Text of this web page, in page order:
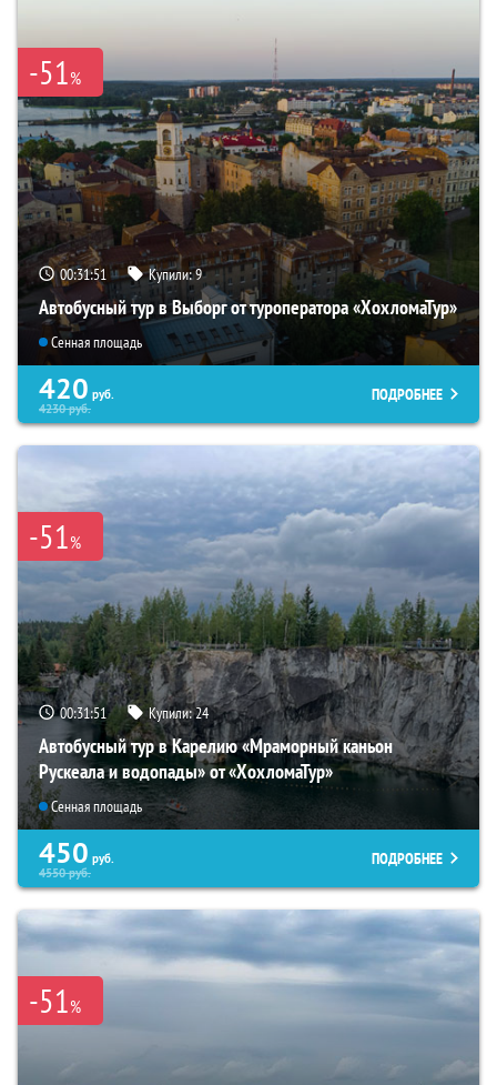
-51%
00:31:49 Купили:9
Автобусный тур в Выборг от туроператора «ХохломаТур»
Сенная площадь
420 руб.
4230руб.
ПОДРОБНЕЕ
-51%
00:31:49 Купили:24
Автобусный тур в Карелию «Мраморный каньон
Рускеала и водопады» от «ХохломаТур»
Сенная площадь
450 руб.
4550руб.
ПОДРОБНЕЕ
-51%